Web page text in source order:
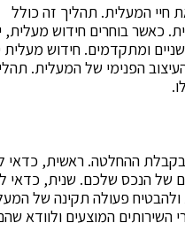
חיי המעלית. תהליך זה כולל
כאשר בוחרים חידוש מעלית,
ומתקדמים. חידוש מעלית
הפנימי של המעלית.
בקבלת ההחלטה. ראשית, כדאי
של הנכס שלכם. שנית, כדאי
פעולה תקינה של
השירותים המוצעים ולוודא